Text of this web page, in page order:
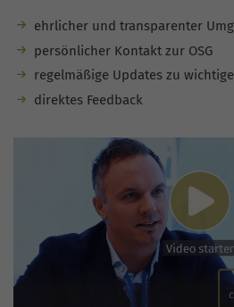
ehrlicher und transparenter
persönlicher Kontakt zur OSG
regelmäßige Updates zu
direktes Feedback